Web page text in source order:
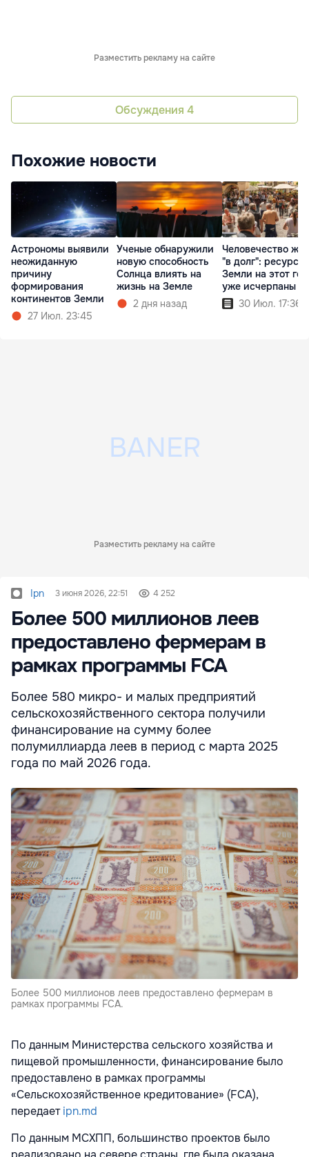
Разместить рекламу на сайте
Обсуждения 4
Похожие новости
Астрономы выявили
неожиданную
причину
формирования
континентов Земли
27 Июл. 23:45
Ученые обнаружили
новую способность
Солнца влиять на
жизнь на Земле
2 дня назад
Человечество
"в долг": ресурсы
Земли на этот год
уже исчерпаны
30 Июл. 17:36
Разместить рекламу на сайте
Ipn 3 июня 2026, 22:51 4 252
Более 500 миллионов леев
предоставлено фермерам в
рамках программы FCA
Более 580 микро- и малых предприятий
сельскохозяйственного сектора получили
финансирование на сумму более
полумиллиарда леев в период с марта 2025
года по май 2026 года.
Более 500 миллионов леев предоставлено фермерам в
рамках программы FCA.
По данным Министерства сельского хозяйства и
пищевой промышленности, финансирование было
предоставлено в рамках программы
«Сельскохозяйственное кредитование» (FCA),
передаетipn.md
По данным МСХПП, большинство проектов было